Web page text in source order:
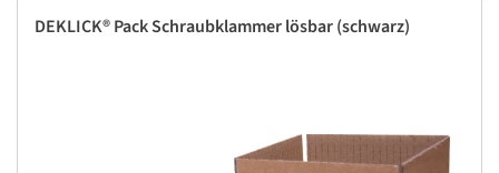
DEKLICK® Pack Schraubklammer lösbar (schwarz)